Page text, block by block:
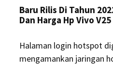
Baru Rilis Di Tahun
Dan Harga Hp Vivo
Halaman login hotspot
mengamankan jaringan